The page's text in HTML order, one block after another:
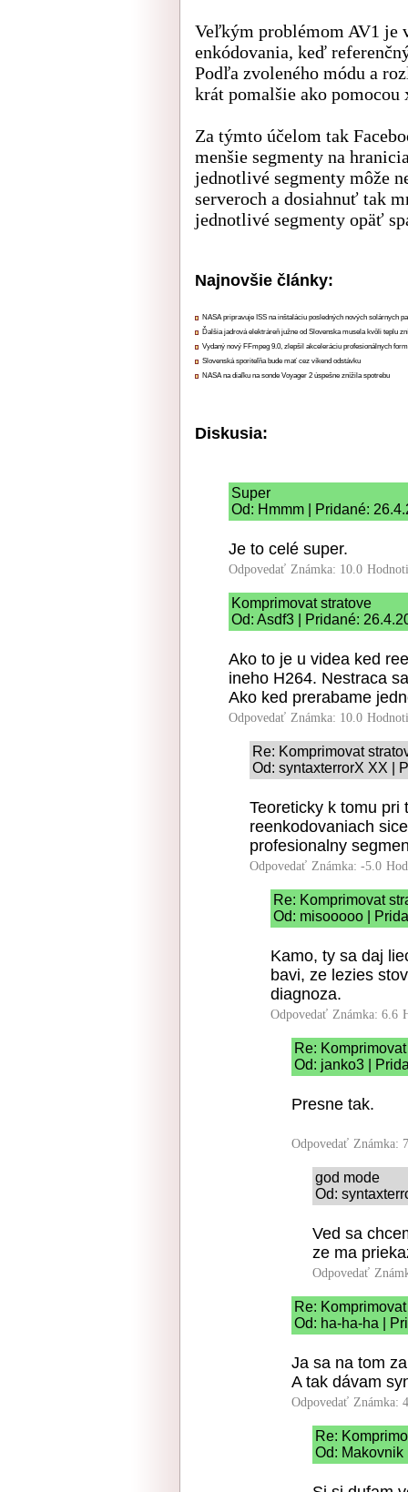
Veľkým problémom AV1 je
enkódovania, keď
Podľa zvoleného módu a
krát pomalšie ako pomocou
Za týmto účelom tak
menšie segmenty na
jednotlivé segmenty môže
serveroch a dosiahnuť tak
jednotlivé segmenty opäť
Najnovšie články:
NASA pripravuje ISS na inštaláciu posledných nových solárnych
Ďalšia jadrová elektráreň južne od Slovenska musela kvôli teplu
Vydaný nový FFmpeg 9.0, zlepšil akceleráciu profesionálnych
Slovenská sporiteľňa bude mať cez víkend odstávku
NASA na diaľku na sonde Voyager 2 úspešne znížila spotrebu
Diskusia:
Super
Od: Hmmm | Pridané:
Je to celé super.
Odpovedať Známka: 10.0
Komprimovat stratove
Od: Asdf3 | Pridané:
Ako to je u videa ked
ineho H264. Nestraca
Ako ked prerabame
Odpovedať Známka: 10.0
Re: Komprimovat
Od: syntaxterrorX XX |
Teoreticky k tomu pri
reenkodovaniach
profesionalny
Odpovedať Známka: -5.0
Re: Komprimovat
Od: misooooo |
Kamo, ty sa daj
bavi, ze lezies
diagnoza.
Odpovedať Známka: 6.6
Re:
Od: janko3 |
Presne tak.
Odpovedať Známka:
god mode
Od:
Ved sa
ze ma
Odpovedať
Re:
Od: ha-ha-ha |
Ja sa na tom
A tak dávam
Odpovedať Známka:
Re:
Od: Makovnik